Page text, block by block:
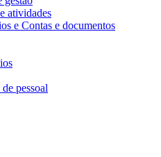
atividades
e Contas e documentos
pessoal